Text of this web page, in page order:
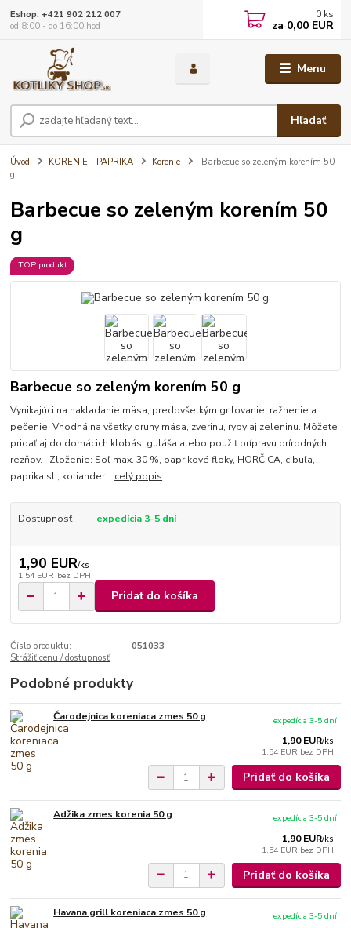
Menu
Hľadať
Eshop: +421 902 212 007
od 8:00 - do 16:00 hod
0 ks
za 0,00 EUR
Úvod KORENIE - PAPRIKA Korenie
Barbecue so zeleným korením 50
g
Barbecue so zeleným korením 50
g
TOP produkt
Barbecue so zeleným korením 50 g
Vynikajúci na nakladanie mäsa, predovšetkým grilovanie, ražnenie a
pečenie. Vhodná na všetky druhy mäsa, zverinu, ryby aj zeleninu. Môžete
pridať aj do domácich klobás, guláša alebo použiť prípravu prírodných
rezňov. Zloženie: Soľ max. 30 %, paprikové floky, HORČICA, cibuľa,
paprika sl., koriander... celý popis
Dostupnosť expedícia 3-5 dní
1,90 EUR/ks
1,54 EUR bez DPH
Pridať do košíka
Číslo produktu:
051033
Strážiť cenu / dostupnosť
Podobné produkty
Čarodejnica koreniaca zmes 50 g
1,90 EUR/ks
1,54 EUR bez DPH
expedícia 3-5 dní
Pridať do košíka
Adžika zmes korenia 50 g
1,90 EUR/ks
1,54 EUR bez DPH
expedícia 3-5 dní
Pridať do košíka
Havana grill koreniaca zmes 50 g
expedícia 3-5 dní